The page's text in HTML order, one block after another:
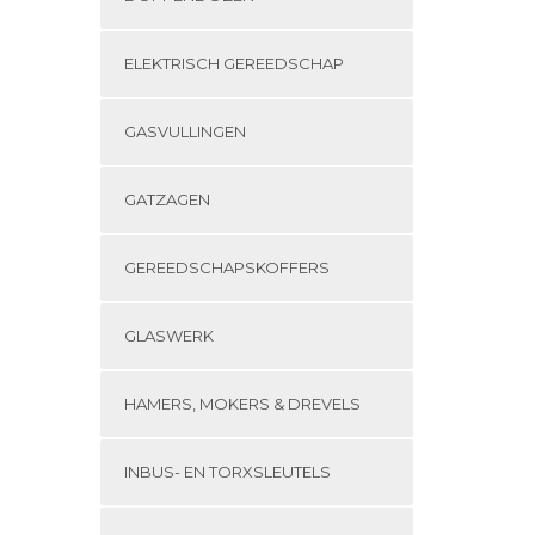
ELEKTRISCH GEREEDSCHAP
GASVULLINGEN
GATZAGEN
GEREEDSCHAPSKOFFERS
GLASWERK
HAMERS, MOKERS & DREVELS
INBUS- EN TORXSLEUTELS